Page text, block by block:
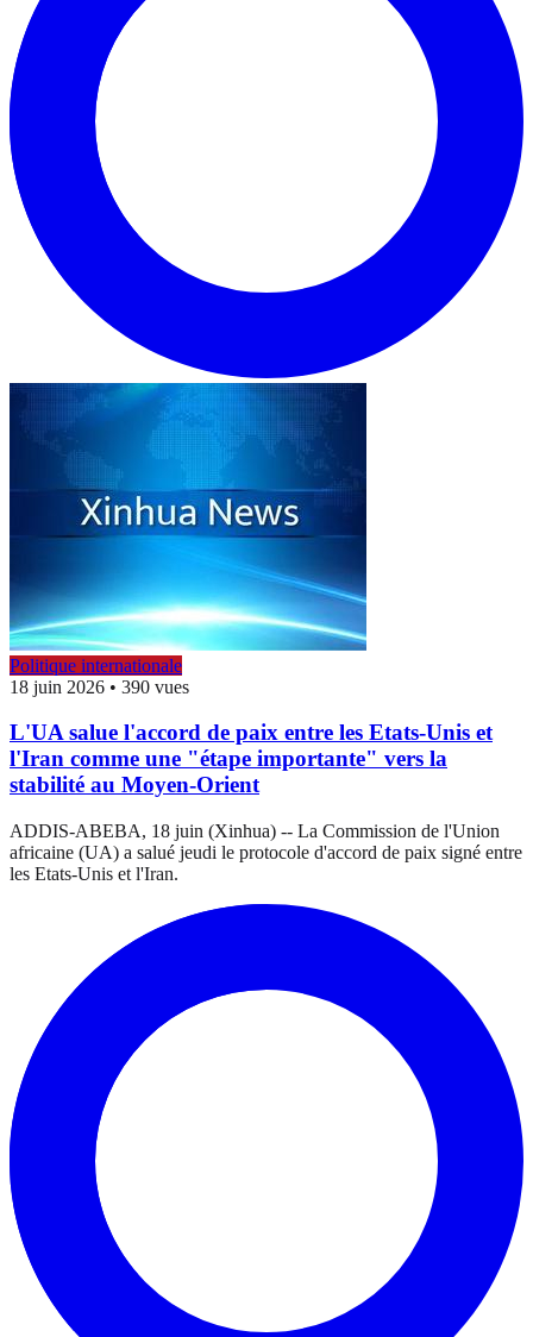
Politique internationale
18 juin 2026 • 390 vues
L'UA salue l'accord de paix entre les Etats-Unis et
l'Iran comme une "étape importante" vers la
stabilité au Moyen-Orient
ADDIS-ABEBA, 18 juin (Xinhua) -- La Commission de l'Union
africaine (UA) a salué jeudi le protocole d'accord de paix signé entre
les Etats-Unis et l'Iran.